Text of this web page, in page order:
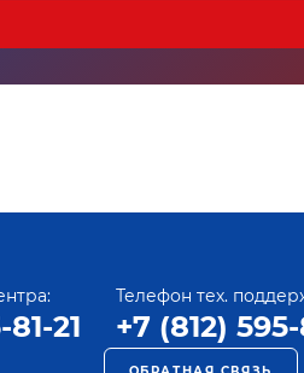
21
Телефон тех.
+7 (812)